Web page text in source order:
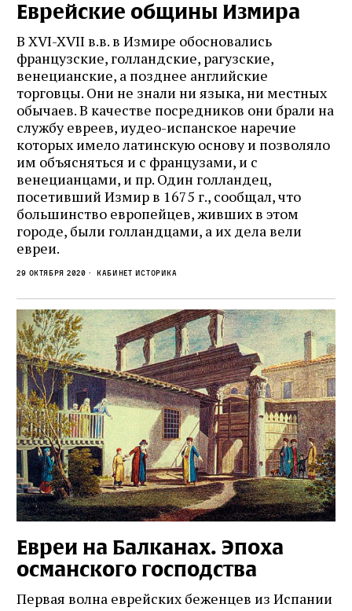
Еврейские общины Измира
В XVI-XVII в.в. в Измире обосновались
французские, голландские, рагузские,
венецианские, а позднее английские
торговцы. Они не знали ни языка, ни местных
обычаев. В качестве посредников они брали на
службу евреев, иудео-испанское наречие
которых имело латинскую основу и позволяло
им объясняться и с французами, и с
венецианцами, и пр. Один голландец,
посетивший Измир в 1675 г., сообщал, что
большинство европейцев, живших в этом
городе, были голландцами, а их дела вели
евреи.
29 октября 2020 кабинет историка
Евреи на Балканах. Эпоха
османского господства
Первая волна еврейских беженцев из Испании